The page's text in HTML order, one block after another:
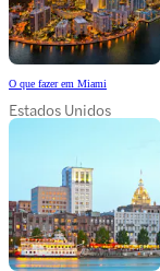
O que fazer em Miami
Estados Unidos